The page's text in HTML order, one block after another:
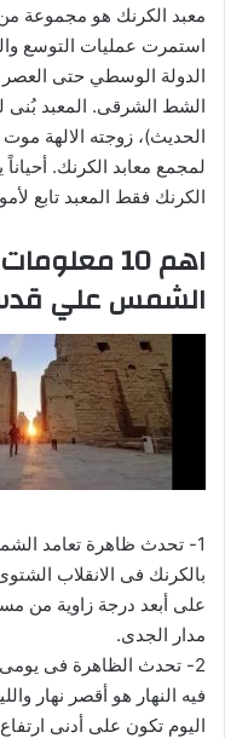
معبد الكرنك هو مجموعة من
استمرت عمليات التوسع
الدولة الوسطي حتى
الشط الشرقى. المعبد بُنى
الحديث)، زوجته الالهة موت
لمجمع معابد الكرنك.
الكرنك فقط المعبد تابع
اهم 10
الشمس علي
1- تحدث ظاهرة تعامد
بالكرنك فى الانقلاب
على أبعد درجة زاوية من
مدار الجدى.
فيه النهار هو أقصر نهار
اليوم تكون على أدنى